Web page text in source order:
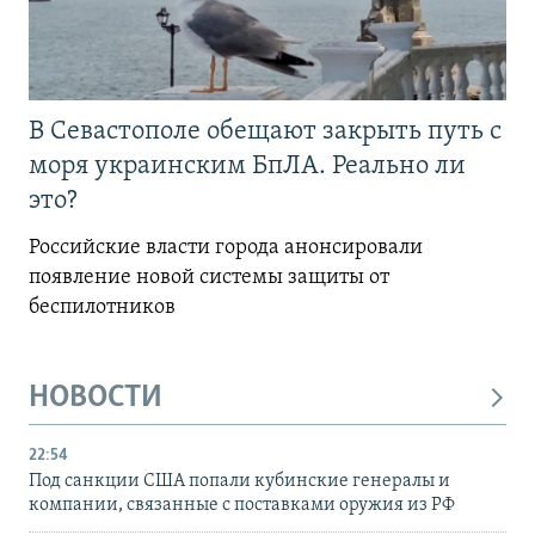
В Севастополе обещают закрыть путь с
моря украинским БпЛА. Реально ли
это?
Российские власти города анонсировали
появление новой системы защиты от
беспилотников
НОВОСТИ
22:54
Под санкции США попали кубинские генералы и
компании, связанные с поставками оружия из РФ